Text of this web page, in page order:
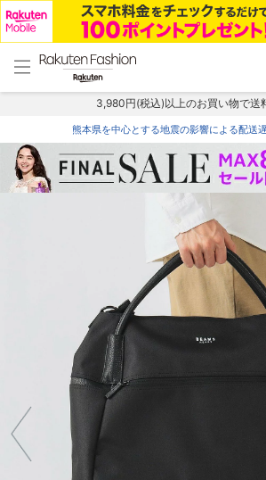
menu home
トップ
3,980円(税込)以上のお買い物で送
熊本県を中心とする地震の影響による配送